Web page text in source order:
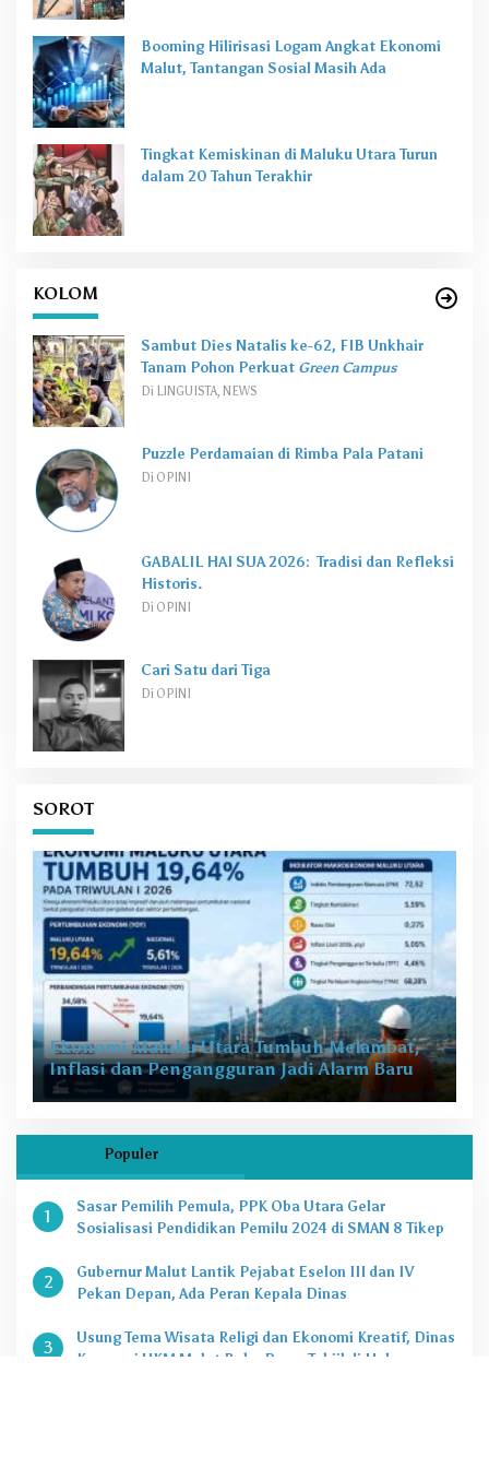
Booming Hilirisasi Logam Angkat Ekonomi
Malut, Tantangan Sosial Masih Ada
Tingkat Kemiskinan di Maluku Utara Turun
dalam 20 Tahun Terakhir
KOLOM
Sambut Dies Natalis ke-62, FIB Unkhair
Tanam Pohon Perkuat Green Campus
Di LINGUISTA, NEWS
Puzzle Perdamaian di Rimba Pala Patani
Di OPINI
GABALIL HAI SUA 2026: Tradisi dan Refleksi
Historis.
Di OPINI
Cari Satu dari Tiga
Di OPINI
SOROT
Ekonomi Maluku Utara Tumbuh Melambat,
Inflasi dan Pengangguran Jadi Alarm Baru
Populer
1
Sasar Pemilih Pemula, PPK Oba Utara Gelar
Sosialisasi Pendidikan Pemilu 2024 di SMAN 8 Tikep
2
Gubernur Malut Lantik Pejabat Eselon III dan IV
Pekan Depan, Ada Peran Kepala Dinas
3
Usung Tema Wisata Religi dan Ekonomi Kreatif, Dinas
Koperasi UKM Malut Buka Pasar Takjil di Halaman